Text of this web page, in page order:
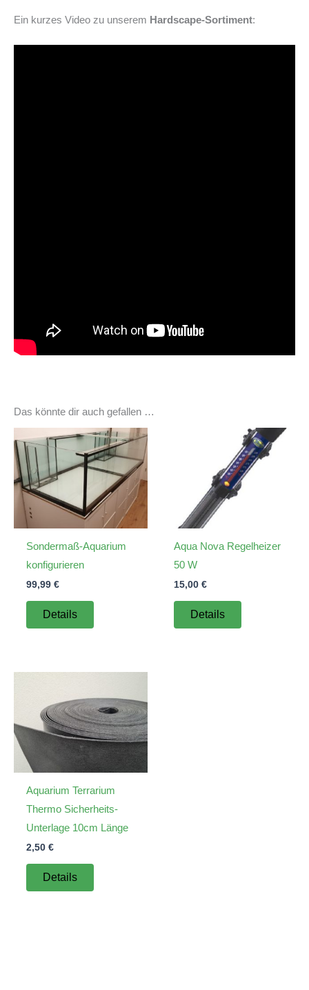
Ein kurzes Video zu unserem Hardscape-Sortiment:
Das könnte dir auch gefallen …
Sondermaß-Aquarium
konfigurieren
99,99 €
Details
Aqua Nova Regelheizer
50 W
15,00 €
Details
Aquarium Terrarium
Thermo Sicherheits-
Unterlage 10cm Länge
2,50 €
Details